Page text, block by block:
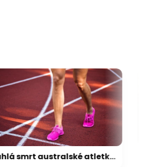
Náhlá smrt australské atletky: Wardové bylo 21 let. Inspirovala své parťáky, truchlí klub